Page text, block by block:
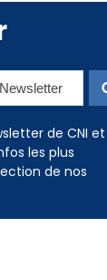
de CNI et
les plus
de nos